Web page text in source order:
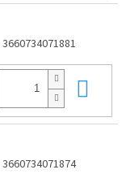
3660734071881
3660734071874